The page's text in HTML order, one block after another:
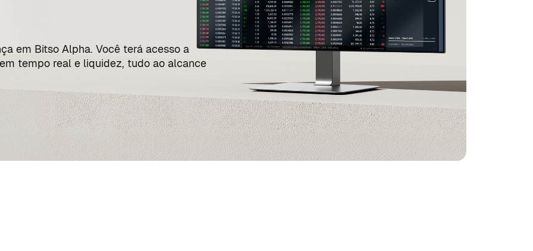
em Bitso Alpha. Você terá acesso a
tempo real e liquidez, tudo ao alcance